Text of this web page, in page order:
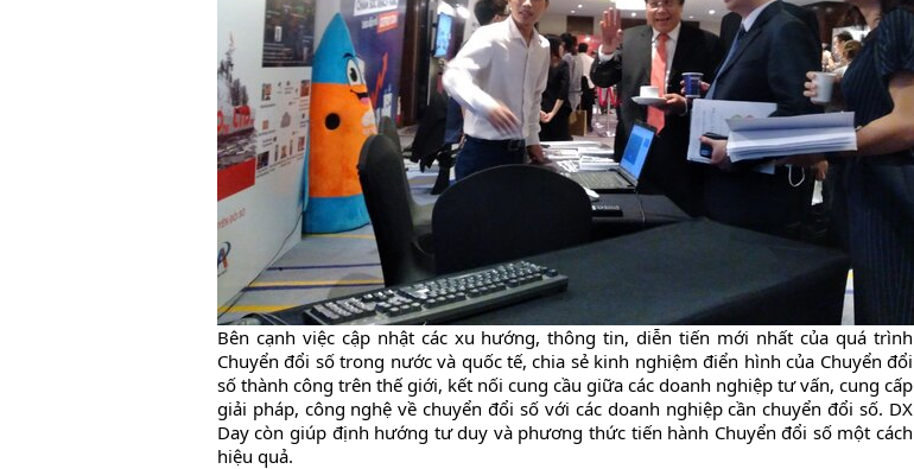
Bên cạnh việc cập nhật các xu hướng, thông tin, diễn tiến mới nhất của quá trình
Chuyển đổi số trong nước và quốc tế, chia sẻ kinh nghiệm điển hình của Chuyển đổi
số thành công trên thế giới, kết nối cung cầu giữa các doanh nghiệp tư vấn, cung cấp
giải pháp, công nghệ về chuyển đổi số với các doanh nghiệp cần chuyển đổi số. DX
Day còn giúp định hướng tư duy và phương thức tiến hành Chuyển đổi số một cách
hiệu quả.